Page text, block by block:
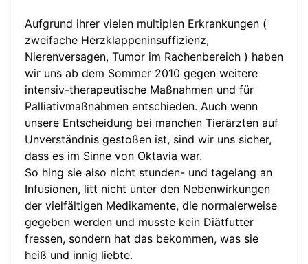
Aufgrund ihrer vielen multiplen Erkrankungen (
zweifache Herzklappeninsuffizienz,
Nierenversagen, Tumor im Rachenbereich ) haben
wir uns ab dem Sommer 2010 gegen weitere
intensiv-therapeutische Maßnahmen und für
Palliativmaßnahmen entschieden. Auch wenn
unsere Entscheidung bei manchen Tierärzten auf
Unverständnis gestoßen ist, sind wir uns sicher,
dass es im Sinne von Oktavia war.
So hing sie also nicht stunden- und tagelang an
Infusionen, litt nicht unter den Nebenwirkungen
der vielfältigen Medikamente, die normalerweise
gegeben werden und musste kein Diätfutter
fressen, sondern hat das bekommen, was sie
heiß und innig liebte.